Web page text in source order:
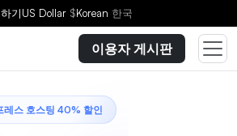
기US Dollar $Korean 한국
이용자 게시판
레스 호스팅 40% 할인